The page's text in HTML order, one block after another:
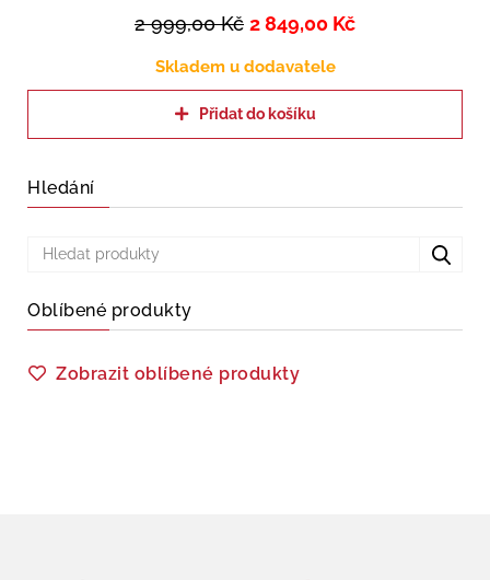
2 999,00Kč 2 849,00 Kč
Skladem u dodavatele
Přidat do košíku
Hledání
Oblíbené produkty
Zobrazit oblíbené produkty